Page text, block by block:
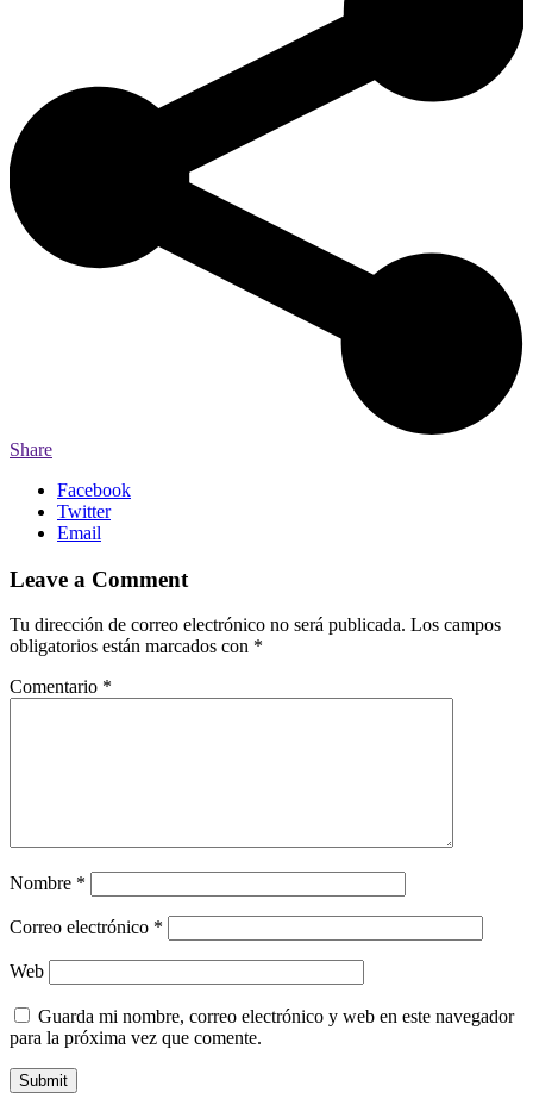
Share
Facebook
Twitter
Email
Leave a Comment
Tu dirección de correo electrónico no será publicada. Los campos
obligatorios están marcados con *
Comentario *
Nombre *
Correo electrónico *
Web
Guarda mi nombre, correo electrónico y web en este navegador
para la próxima vez que comente.